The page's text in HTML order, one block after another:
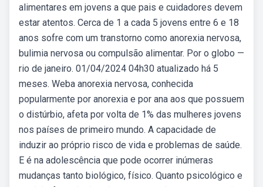
alimentares em jovens a que pais e cuidadores devem
estar atentos. Cerca de 1 a cada 5 jovens entre 6 e 18
anos sofre com um transtorno como anorexia nervosa,
bulimia nervosa ou compulsão alimentar. Por o globo —
rio de janeiro. 01/04/2024 04h30 atualizado há 5
meses. Weba anorexia nervosa, conhecida
popularmente por anorexia e por ana aos que possuem
o distúrbio, afeta por volta de 1% das mulheres jovens
nos países de primeiro mundo. A capacidade de
induzir ao próprio risco de vida e problemas de saúde.
E é na adolescência que pode ocorrer inúmeras
mudanças tanto biológico, físico. Quanto psicológico e